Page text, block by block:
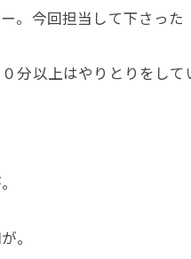
今回担当して下さっ
以上はやりとりをして
。